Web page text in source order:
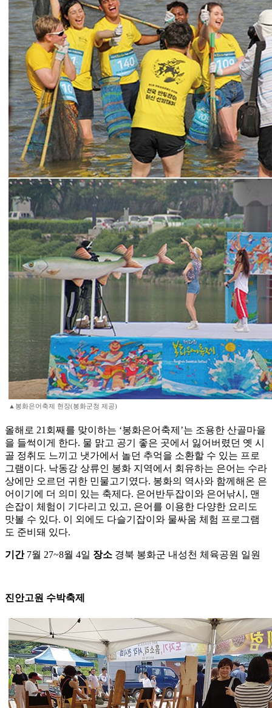
▲봉화은어축제 현장(봉화군청 제공)
올해로 21회째를 맞이하는 ‘봉화은어축제’는 조용한 산골마을
을 들썩이게 한다. 물 맑고 공기 좋은 곳에서 잃어버렸던 옛 시
골 정취도 느끼고 냇가에서 놀던 추억을 소환할 수 있는 프로
그램이다. 낙동강 상류인 봉화 지역에서 회유하는 은어는 수라
상에만 오르던 귀한 민물고기였다. 봉화의 역사와 함께해온 은
어이기에 더 의미 있는 축제다. 은어반두잡이와 은어낚시, 맨
손잡이 체험이 기다리고 있고, 은어를 이용한 다양한 요리도
맛볼 수 있다. 이 외에도 다슬기잡이와 물싸움 체험 프로그램
도 준비돼 있다.
기간7월 27~8월 4일 장소 경북 봉화군 내성천 체육공원 일원
진안고원 수박축제